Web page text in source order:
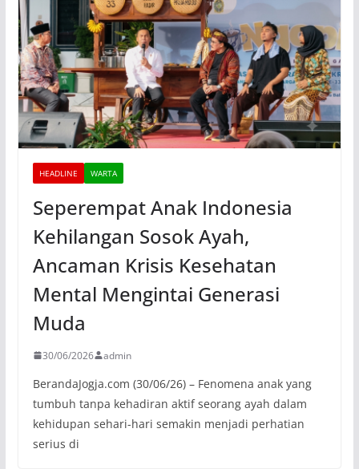
HEADLINE WARTA
Seperempat Anak Indonesia
Kehilangan Sosok Ayah,
Ancaman Krisis Kesehatan
Mental Mengintai Generasi
Muda
30/06/2026 admin
BerandaJogja.com (30/06/26) – Fenomena anak yang
tumbuh tanpa kehadiran aktif seorang ayah dalam
kehidupan sehari-hari semakin menjadi perhatian
serius di